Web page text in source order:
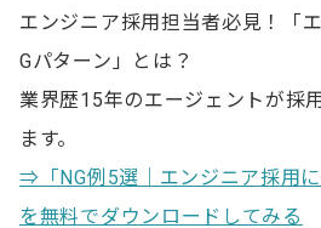
エンジニア採用担当者必見！「
Gパターン」とは？
業界歴15年のエージェントが採
ます。
⇒「NG例5選｜エンジニア採用に
を無料でダウンロードしてみる